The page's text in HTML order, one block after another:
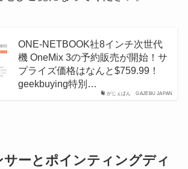
がじぇぱん GAJEBU JAPAN
ONE-NETBOOK社8インチ次世代
機 OneMix 3の予約販売が開始！サ
プライズ価格はなんと$759.99！
geekbuying特別…
サーとポインティングディ